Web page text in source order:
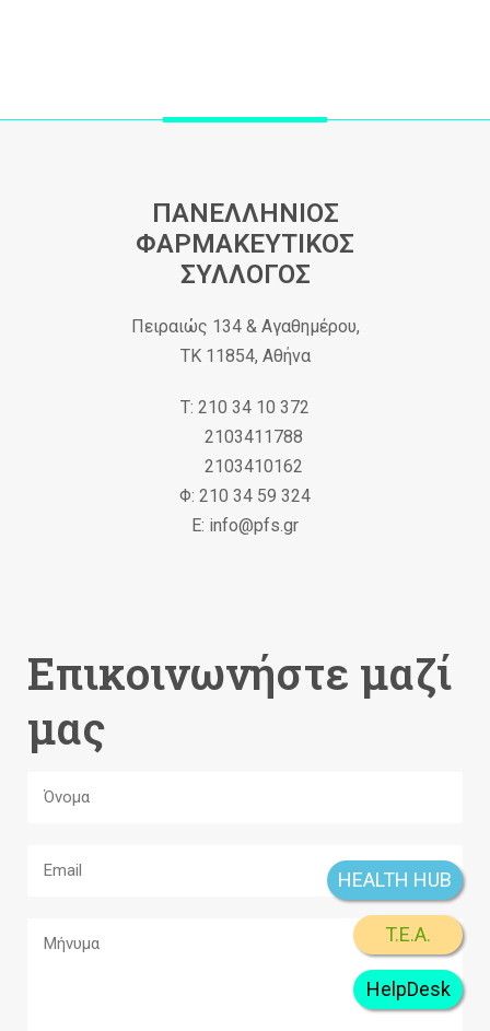
ΠΑΝΕΛΛΗΝΙΟΣ
ΦΑΡΜΑΚΕΥΤΙΚΟΣ
ΣΥΛΛΟΓΟΣ
Πειραιώς 134 & Αγαθημέρου,
ΤΚ 11854, Αθήνα
Τ: 210 34 10 372
2103411788
2103410162
Φ: 210 34 59 324
Ε: info@pfs.gr
Επικοινωνήστε μαζί
μας
HelpDesk
T.E.A.
HEALTH HUB